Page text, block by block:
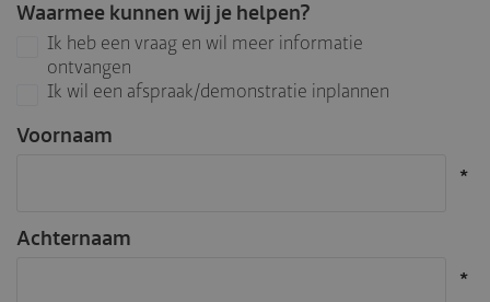
Waarmee kunnen wij je helpen?
Ik heb een vraag en wil meer informatie
ontvangen
Ik wil een afspraak/demonstratie inplannen
Voornaam
Achternaam